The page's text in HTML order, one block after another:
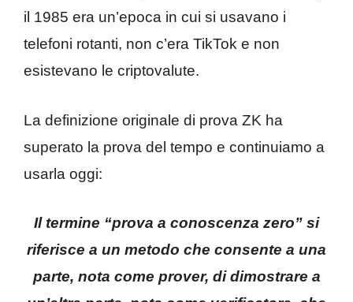
il 1985 era un’epoca in cui si usavano i
telefoni rotanti, non c’era TikTok e non
esistevano le criptovalute.
La definizione originale di prova ZK ha
superato la prova del tempo e continuiamo a
usarla oggi:
Il termine “prova a conoscenza zero” si
riferisce a un metodo che consente a una
parte, nota come prover, di dimostrare a